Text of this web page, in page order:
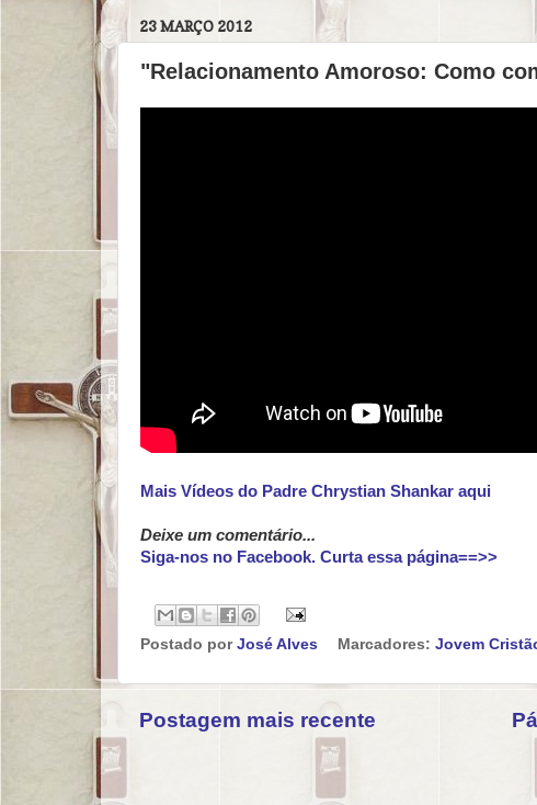
23 MARÇO 2012
"Relacionamento Amoroso: Como
Mais Vídeos do Padre Chrystian Shankar aqui
Deixe um comentário...
Siga-nos no Facebook. Curta essa página==>>
Postado por José Alves Marcadores: Jovem
Postagem mais recente